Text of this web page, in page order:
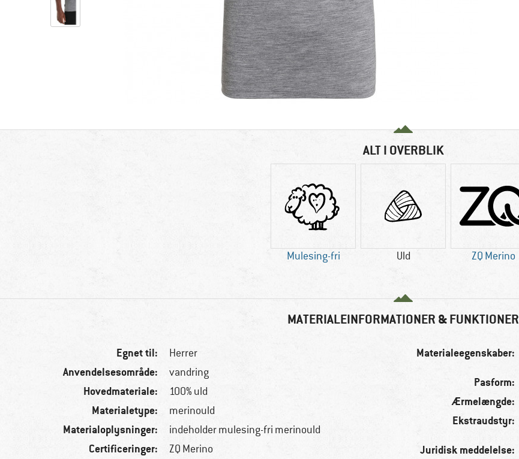
ALT I OVERBLIK
Mulesing-fri Uld ZQ Merino
MATERIALEINFORMATIONER & FUNKTIONER
Egnet til: Herrer
Anvendelsesområde: vandring
Hovedmateriale: 100% uld
Materialetype: merinould
Materialoplysninger: indeholder mulesing-fri merinould
Certificeringer: ZQ Merino
Materialeegenskaber:
Pasform:
Ærmelængde:
Ekstraudstyr:
Juridisk meddelelse: